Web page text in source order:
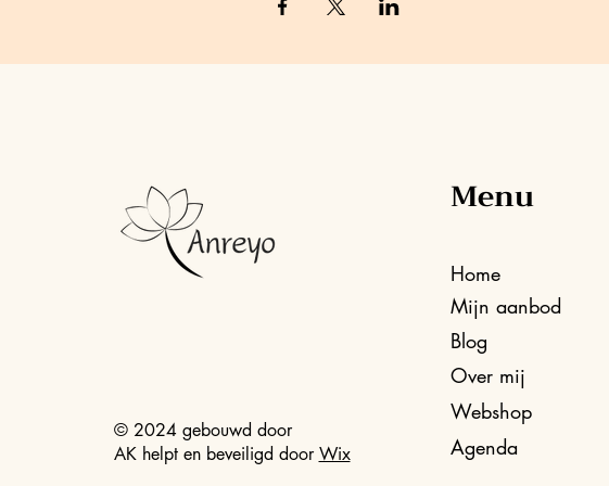
© 2024 gebouwd door
AK helpt en beveiligd doorWix
Menu
Home
Mijn aanbod
Blog
Over mij
Webshop
Agenda